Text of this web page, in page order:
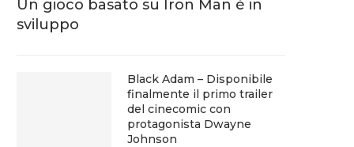
Un gioco basato su Iron Man è in
sviluppo
Black Adam – Disponibile
finalmente il primo trailer
del cinecomic con
protagonista Dwayne
Johnson